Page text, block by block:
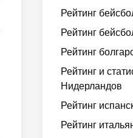
Рейтинг
Рейтинг
Рейтинг
Рейтинг и
Нидерландов
Рейтинг
Рейтинг